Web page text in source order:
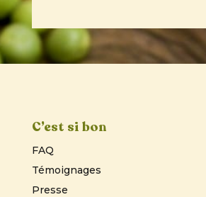
C’est si bon
FAQ
Témoignages
Presse